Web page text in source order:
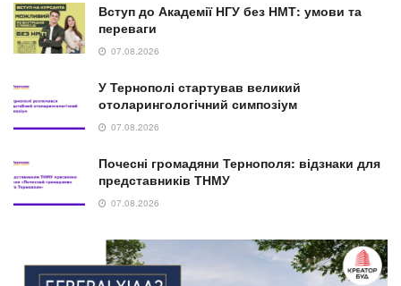
Вступ до Академії НГУ без НМТ: умови та
переваги
07.08.2026
У Тернополі стартував великий
отоларингологічний симпозіум
07.08.2026
Почесні громадяни Тернополя: відзнаки для
представників ТНМУ
07.08.2026